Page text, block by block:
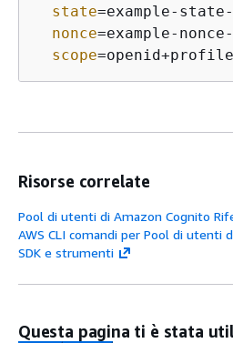
state=example-
nonce=example-
scope
Risorse correlate
Pool di utenti di Amazon Cognito
AWS CLI comandi per Pool di utenti
SDK e strumenti
Questa pagina ti è stata